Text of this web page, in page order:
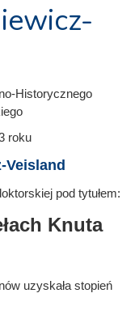
Historycznego
roku
Veisland
pod tytułem:
Knuta
uzyskała stopień